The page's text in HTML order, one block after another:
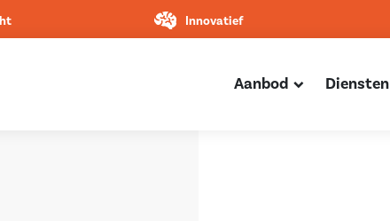
Innovatief
Aanbod Diensten